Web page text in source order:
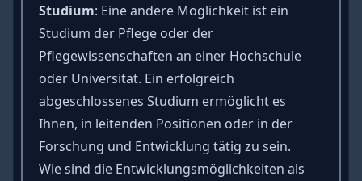
Studium: Eine andere Möglichkeit ist ein
Studium der Pflege oder der
Pflegewissenschaften an einer Hochschule
oder Universität. Ein erfolgreich
abgeschlossenes Studium ermöglicht es
Ihnen, in leitenden Positionen oder in der
Forschung und Entwicklung tätig zu sein.
Wie sind die Entwicklungsmöglichkeiten als